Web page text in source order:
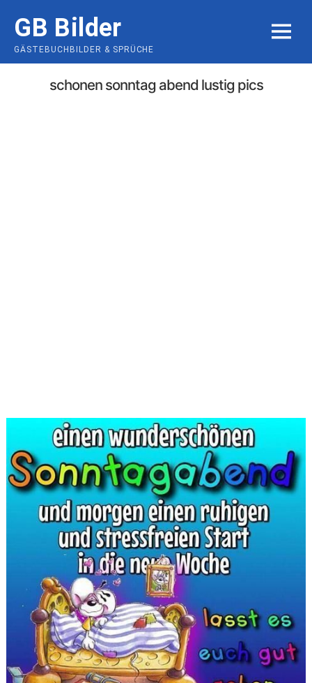
content
GB Bilder
GÄSTEBUCHBILDER & SPRÜCHE
MENU
schonen sonntag abend lustig pics